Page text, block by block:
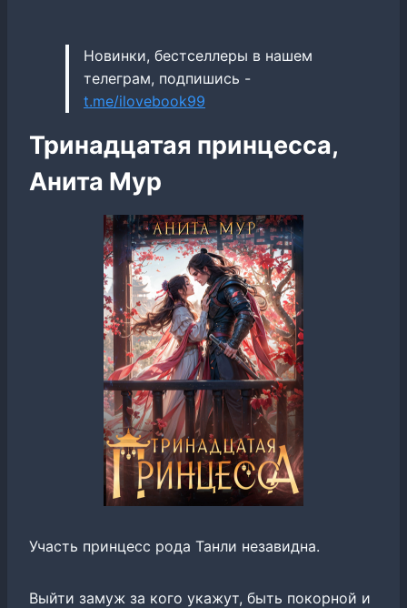
Новинки, бестселлеры в нашем
телеграм, подпишись -
t.me/ilovebook99
Тринадцатая принцесса,
Анита Мур
Участь принцесс рода Танли незавидна.
Выйти замуж за кого укажут, быть покорной и